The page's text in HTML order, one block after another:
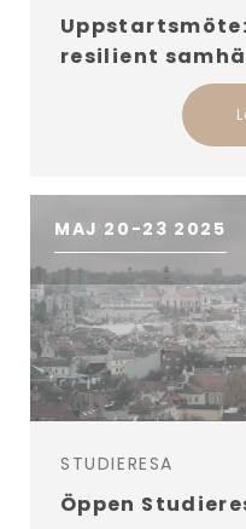
resilient
MAJ 20-23 2025
STUDIERESA
Öppen